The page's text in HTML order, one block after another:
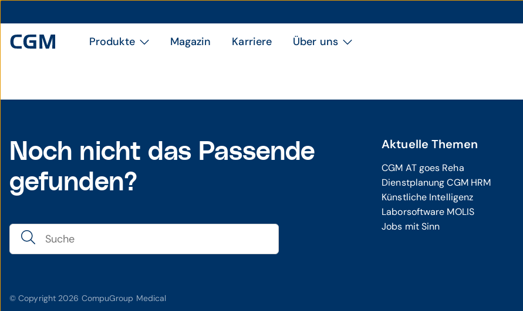
Produkte Magazin Karriere Über uns
Noch nicht das Passende
gefunden?
Aktuelle Themen
CGM AT goes Reha
Dienstplanung CGM HRM
Künstliche Intelligenz
Laborsoftware MOLIS
Jobs mit Sinn
© Copyright 2026 CompuGroup Medical